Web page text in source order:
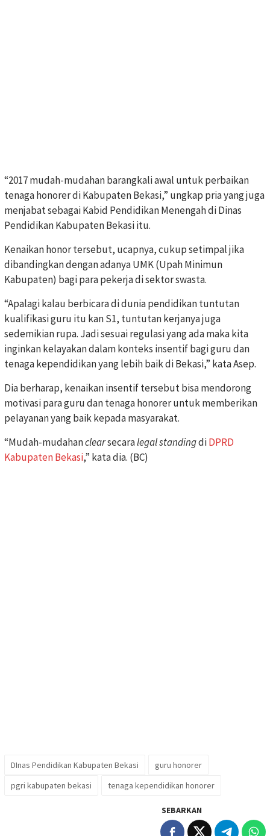
“2017 mudah-mudahan barangkali awal untuk perbaikan
tenaga honorer di Kabupaten Bekasi,” ungkap pria yang juga
menjabat sebagai Kabid Pendidikan Menengah di Dinas
Pendidikan Kabupaten Bekasi itu.
Kenaikan honor tersebut, ucapnya, cukup setimpal jika
dibandingkan dengan adanya UMK (Upah Minimun
Kabupaten) bagi para pekerja di sektor swasta.
“Apalagi kalau berbicara di dunia pendidikan tuntutan
kualifikasi guru itu kan S1, tuntutan kerjanya juga
sedemikian rupa. Jadi sesuai regulasi yang ada maka kita
inginkan kelayakan dalam konteks insentif bagi guru dan
tenaga kependidikan yang lebih baik di Bekasi,” kata Asep.
Dia berharap, kenaikan insentif tersebut bisa mendorong
motivasi para guru dan tenaga honorer untuk memberikan
pelayanan yang baik kepada masyarakat.
“Mudah-mudahanclearsecaralegal standingdiDPRD
Kabupaten Bekasi,” kata dia. (BC)
DInas Pendidikan Kabupaten Bekasi
guru honorer
pgri kabupaten bekasi
tenaga kependidikan honorer
SEBARKAN